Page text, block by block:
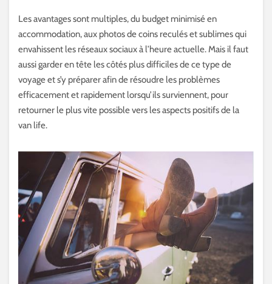
Les avantages sont multiples, du budget minimisé en
accommodation, aux photos de coins reculés et sublimes qui
envahissent les réseaux sociaux à l’heure actuelle. Mais il faut
aussi garder en tête les côtés plus difficiles de ce type de
voyage et s’y préparer afin de résoudre les problèmes
efficacement et rapidement lorsqu’ils surviennent, pour
retourner le plus vite possible vers les aspects positifs de la
van life.